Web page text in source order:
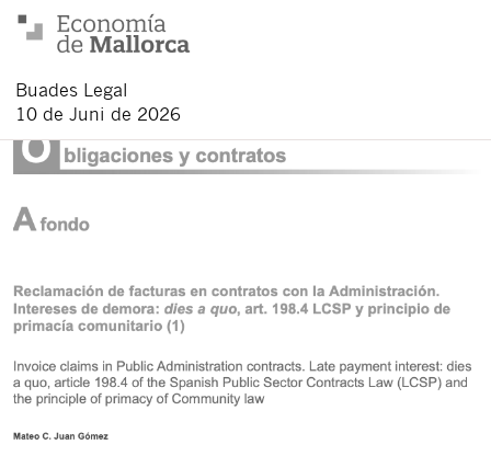
Buades Legal
10 de Juni de 2026